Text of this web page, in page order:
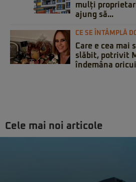
mulți
ajung să...
CE SE ÎNTÂMPLĂ
Care e cea mai
slăbit, potrivit
îndemâna
Cele mai noi articole